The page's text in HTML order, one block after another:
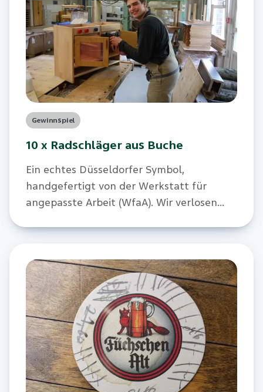
Gewinnspiel
10 x Radschläger aus Buche
Ein echtes Düsseldorfer Symbol,
handgefertigt von der Werkstatt für
angepasste Arbeit (WfaA). Wir verlosen